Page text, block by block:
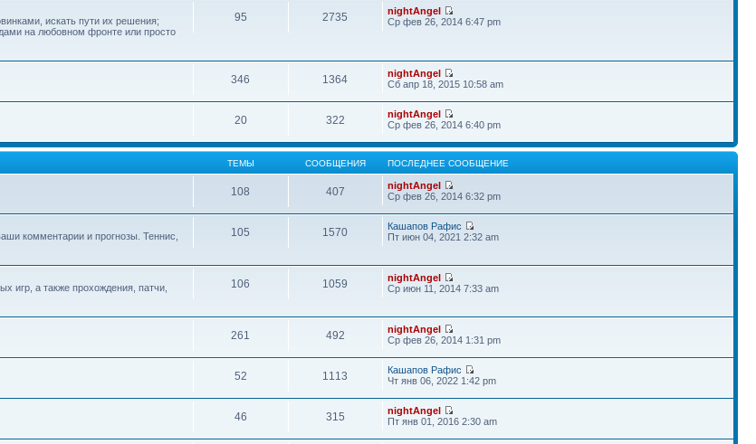
искать пути их решения;
на любовном фронте или просто
95 2735
nightAngel
Ср фев 26, 2014 6:47 pm
346 1364
nightAngel
Сб апр 18, 2015 10:58 am
20 322
nightAngel
Ср фев 26, 2014 6:40 pm
ТЕМЫ СООБЩЕНИЯ ПОСЛЕДНЕЕ СООБЩЕНИЕ
108 407
nightAngel
Ср фев 26, 2014 6:32 pm
комментарии и прогнозы. Теннис,
105 1570
Кашапов Рафис
Пт июн 04, 2021 2:32 am
игр, а также прохождения, патчи,
106 1059
nightAngel
Ср июн 11, 2014 7:33 am
261 492
nightAngel
Ср фев 26, 2014 1:31 pm
52 1113
Кашапов Рафис
Чт янв 06, 2022 1:42 pm
46 315
nightAngel
Пт янв 01, 2016 2:30 am